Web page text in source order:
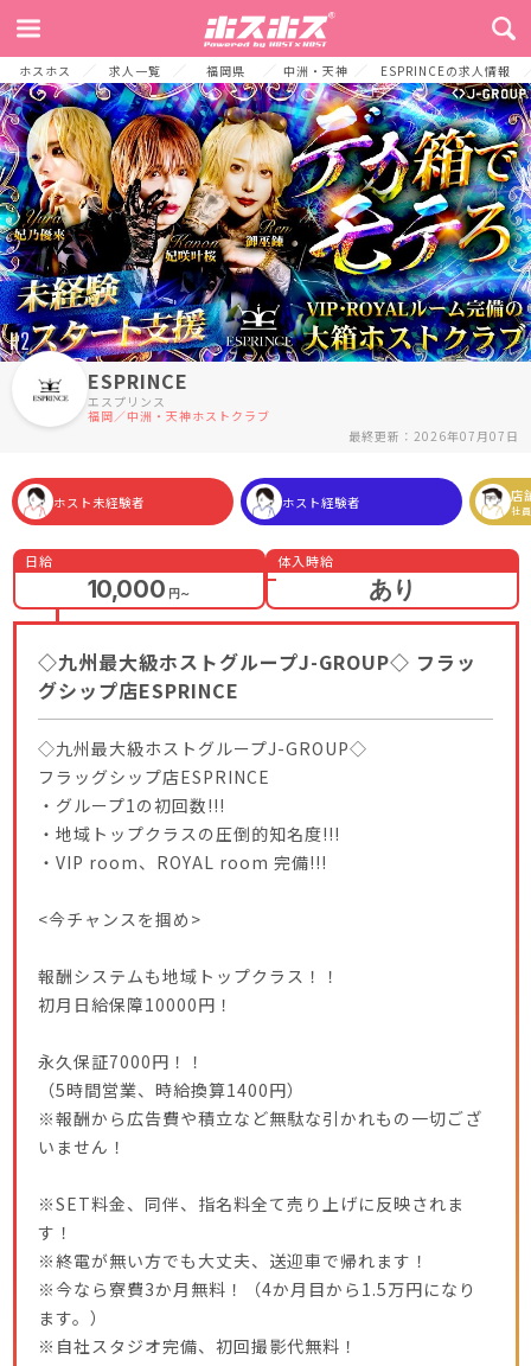
ホスホス 求人一覧 福岡県 中洲・天神 ESPRINCEの求人情報
TOP お店からのメッセージ 募集要項 お客様へ
ESPRINCE
エスプリンス
福岡／中洲・天神ホストクラブ
最終更新：2026年07月07日
ホスト未経験者 ホスト経験者 店
社員
日給
10,000 円～
体入時給
あり
◇九州最大級ホストグループJ-GROUP◇ フラッ
グシップ店ESPRINCE
◇九州最大級ホストグループJ-GROUP◇
フラッグシップ店ESPRINCE
・グループ1の初回数!!!
・地域トップクラスの圧倒的知名度!!!
・VIP room、ROYAL room 完備!!!
<今チャンスを掴め>
報酬システムも地域トップクラス！！
初月日給保障10000円！
永久保証7000円！！
（5時間営業、時給換算1400円）
※報酬から広告費や積立など無駄な引かれもの一切ござ
いません！
※SET料金、同伴、指名料全て売り上げに反映されま
す！
※終電が無い方でも大丈夫、送迎車で帰れます！
※今なら寮費3か月無料！（4か月目から1.5万円になり
ます。）
※自社スタジオ完備、初回撮影代無料！